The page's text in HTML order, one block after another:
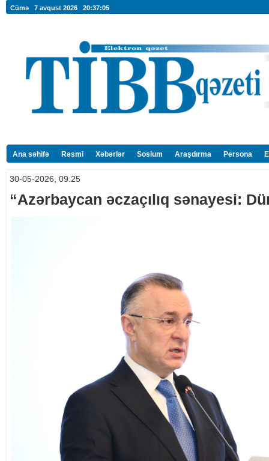
Cümə 7 avqust 2026 20:37:07
Ana səhifə Rəsmi Xəbərlər Sosium Araşdırma Persona
30-05-2026, 09:25
“Azərbaycan əczaçılıq sənayesi: